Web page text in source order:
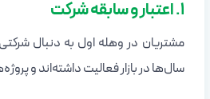
1. اعتبار و سابقه شرکت
مشتریان در وهله اول به دنبال
سال‌ها در بازار فعالیت داشته‌اند و